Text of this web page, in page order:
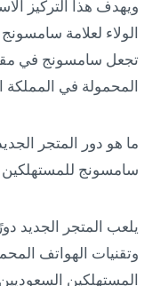
ويهدف هذا التركيز
الولاء لعلامة
تجعل سامسونج في
المحمولة في المملكة
ما هو دور المتجر
سامسونج للمستهلكين
يلعب المتجر الجديد
وتقنيات الهواتف
المستهلكين